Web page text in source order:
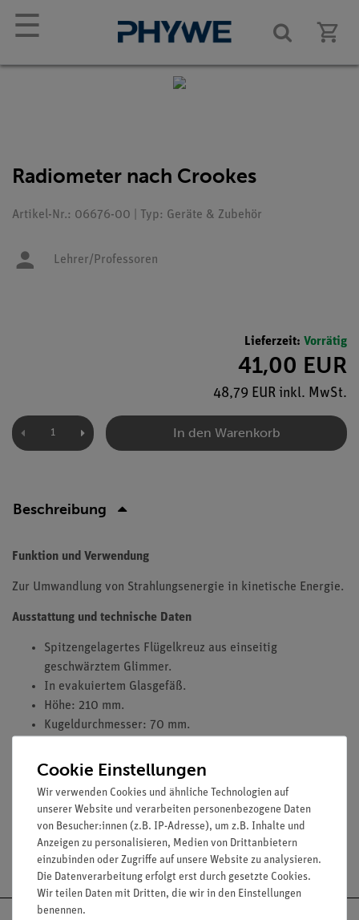
☰
Radiometer nach Crookes
Artikel-Nr.: 06676-00 | Typ: Geräte & Zubehör
Lehrer/Professoren
Lieferzeit: Vorrätig
41,00 EUR
48,79 EUR inkl. MwSt.
In den Warenkorb
Beschreibung
Funktion und Verwendung
Zur Umwandlung von Strahlungsenergie in kinetische Energie.
Ausstattung und technische Daten
Spitzengelagertes Flügelkreuz aus einseitig
geschwärztem Glimmer.
In evakuiertem Glasgefäß.
Höhe: 210 mm.
Kugeldurchmesser: 70 mm.
Media / Downloads
Versandkostenfrei ab 300,- €
Cookie Einstellungen
Wir verwenden Cookies und ähnliche Technologien auf
unserer Website und verarbeiten personenbezogene Daten
von Besucher:innen (z.B. IP-Adresse), um z.B. Inhalte und
Anzeigen zu personalisieren, Medien von Drittanbietern
einzubinden oder Zugriffe auf unsere Website zu analysieren.
Die Datenverarbeitung erfolgt erst durch gesetzte Cookies.
Wir teilen Daten mit Dritten, die wir in den Einstellungen
benennen.